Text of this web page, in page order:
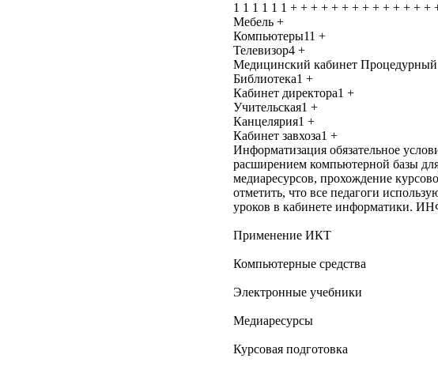
1 1 1 1 1 1 + + + + + + + + + + + + + +
Мебель +
Компьютеры11 +
Телевизор4 +
Медицинский кабинет Процедурный
Библиотека1 +
Кабинет директора1 +
Учительская1 +
Канцелярия1 +
Кабинет завхоза1 +
Информатизация обязательное
расширением компьютерной базы
медиаресурсов, прохождение
отметить, что все педагоги
уроков в кабинете
Применение ИКТ
Компьютерные средства
Электронные учебники
Медиаресурсы
Курсовая подготовка